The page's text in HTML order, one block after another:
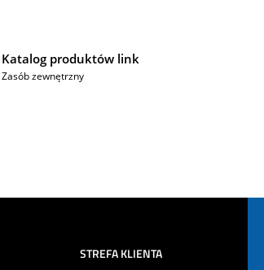
Katalog produktów link
Zasób zewnętrzny
STREFA KLIENTA